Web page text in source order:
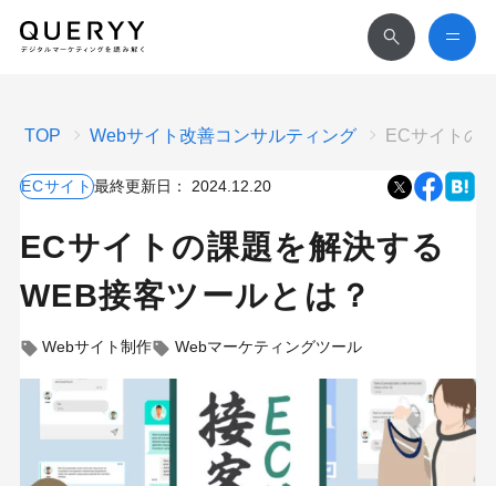
TOP Webサイト改善コンサルティング ECサイトの
ECサイト最終更新日： 2024.12.20
ECサイトの課題を解決する
WEB接客ツールとは？
Webサイト制作 Webマーケティングツール